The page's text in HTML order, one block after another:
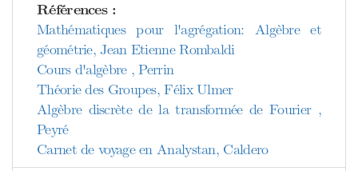
Références :
Mathématiques pour l'agrégation: Algèbre et
géométrie, Jean Etienne Rombaldi
Cours d'algèbre , Perrin
Théorie des Groupes, Félix Ulmer
Algèbre discrète de la transformée de Fourier ,
Peyré
Carnet de voyage en Analystan, Caldero